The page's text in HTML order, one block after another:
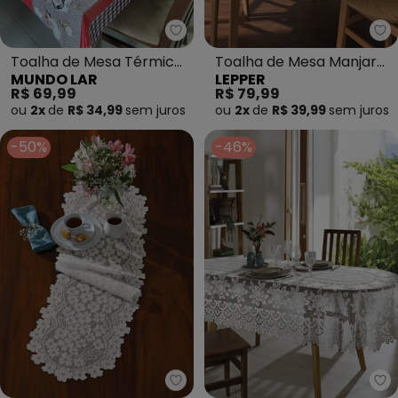
Mundo Lar - Toalha de Mesa
Toalha de Mesa Térmica
Carijó 140x250 Cm
MUNDO LAR
R$ 69,99
ou 2x de R$ 34,99 sem juros
Toalha de Mesa Manjar
140x210 Cm
LEPPER
R$ 79,99
ou 2x de R$ 39,99 sem juros
-50%
Santista - Trilho Artesanal
-46%